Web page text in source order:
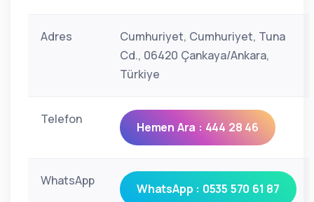
Adres
Cumhuriyet, Cumhuriyet, Tuna
Cd., 06420 Çankaya/Ankara,
Türkiye
Telefon
Hemen Ara : 444 28 46
WhatsApp
WhatsApp : 0535 570 61 87